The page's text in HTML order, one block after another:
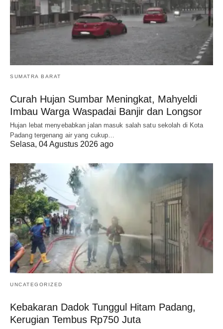
SUMATRA BARAT
Curah Hujan Sumbar Meningkat, Mahyeldi
Imbau Warga Waspadai Banjir dan Longsor
Hujan lebat menyebabkan jalan masuk salah satu sekolah di Kota
Padang tergenang air yang cukup…
Selasa, 04 Agustus 2026 ago
UNCATEGORIZED
Kebakaran Dadok Tunggul Hitam Padang,
Kerugian Tembus Rp750 Juta